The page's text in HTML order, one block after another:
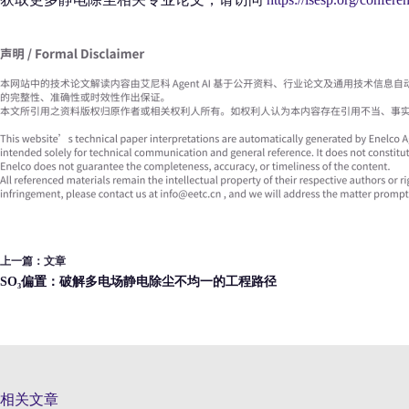
上一篇： 文章
SO₃偏置：破解多电场静电除尘不均一的工程路径
相关文章